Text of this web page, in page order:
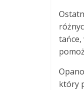
tańce,
który